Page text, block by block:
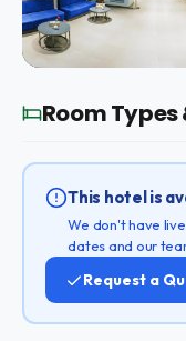
Room
This hotel is
We don't have
dates and our
Request a